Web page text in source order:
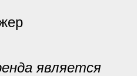
является